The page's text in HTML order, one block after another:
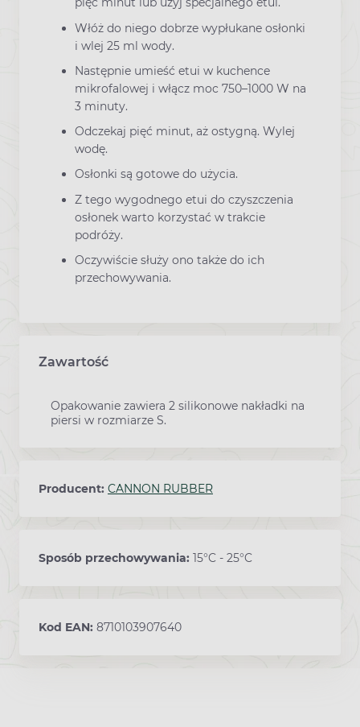
Włóż do niego dobrze wypłukane osłonki
i wlej 25 ml wody.
Następnie umieść etui w kuchence
mikrofalowej i włącz moc 750–1000 W na
3 minuty.
Odczekaj pięć minut, aż ostygną. Wylej
wodę.
Osłonki są gotowe do użycia.
Z tego wygodnego etui do czyszczenia
osłonek warto korzystać w trakcie
podróży.
Oczywiście służy ono także do ich
przechowywania.
Zawartość
Opakowanie zawiera 2 silikonowe nakładki na
piersi w rozmiarze S.
Producent: CANNON RUBBER
Sposób przechowywania: 15°C - 25°C
Kod EAN: 8710103907640